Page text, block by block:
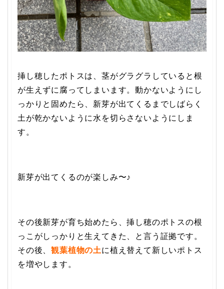
挿し穂したポトスは、茎がグラグラしていると根
が生えずに腐ってしまいます。動かないようにし
っかりと固めたら、新芽が出てくるまでしばらく
土が乾かないように水を切らさないようにしま
す。
新芽が出てくるのが楽しみ〜♪
その後新芽が育ち始めたら、挿し穂のポトスの根
っこがしっかりと生えてきた、と言う証拠です。
その後、観葉植物の土に植え替えて新しいポトス
を増やします。